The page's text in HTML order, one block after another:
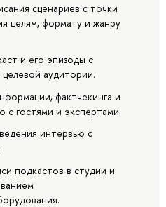
сценариев с точки
целям, формату и жанру
и его эпизоды с
аудитории.
фактчекинга и
с гостями и экспертами.
интервью с
подкастов в студии и